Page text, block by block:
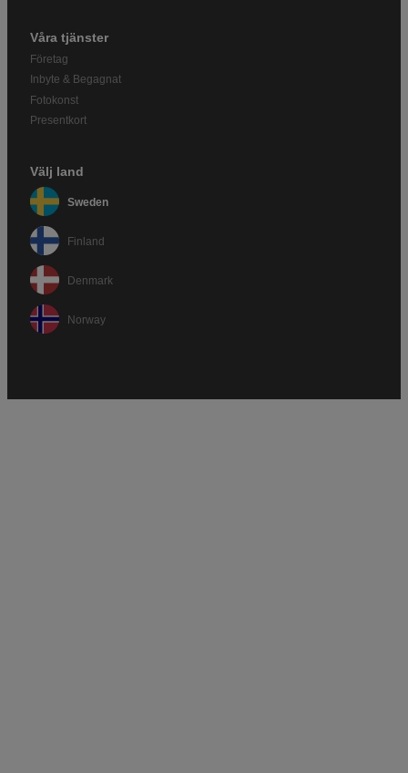
Våra tjänster
Företag
Inbyte & Begagnat
Fotokonst
Presentkort
Välj land
Sweden
Finland
Denmark
Norway